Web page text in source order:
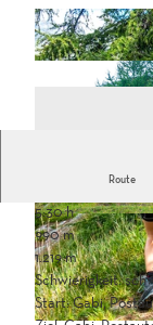
Route
5:30 h
990 m
1.219 m
Schwierigkeit:
Start: Gabi,